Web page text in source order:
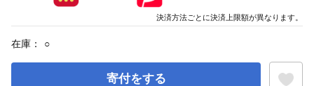
在庫： ○
寄付をする
決済方法ごとに決済上限額が異なります。